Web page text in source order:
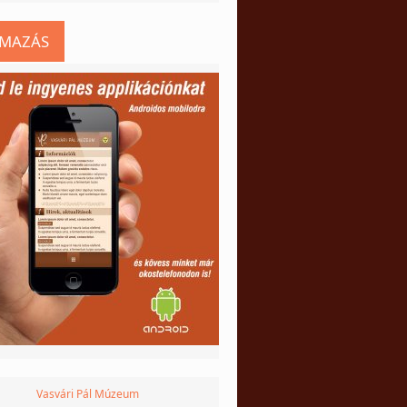
Vasvári Pál Múzeum